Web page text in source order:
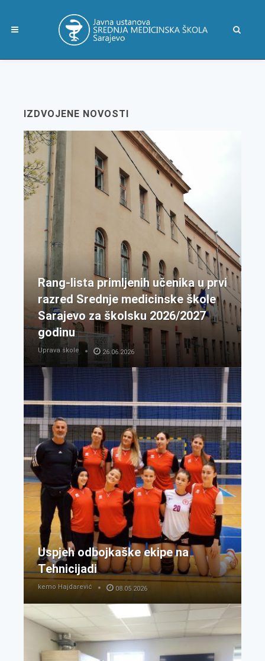
IZDVOJENE NOVOSTI
Rang-lista primljenih učenika u prvi
razred Srednje medicinske škole
Sarajevo za školsku 2026/2027
godinu
Uprava škole 26.06.2026
Uspjeh odbojkaške ekipe na
Tehnicijadi
kemo Hajdarević 08.05.2026